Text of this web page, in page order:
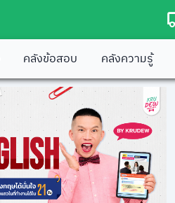
คลังข้อสอบ คลังความรู้